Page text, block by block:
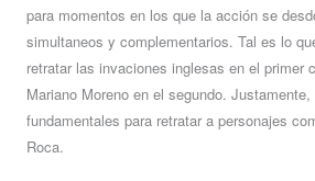
para momentos en los que la acción se
simultaneos y complementarios. Tal es lo
retratar las invaciones inglesas en el primer
Mariano Moreno en el segundo.
fundamentales para retratar a personajes
Roca.